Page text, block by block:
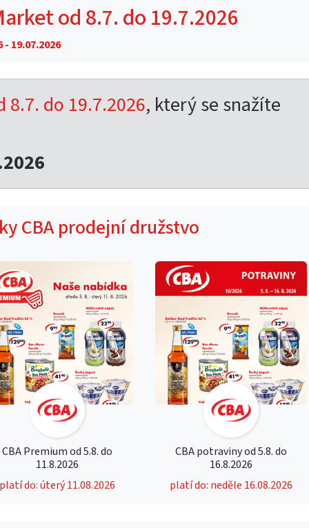
od 8.7. do 19.7.2026
19.07.2026
8.7. do 19.7.2026, který se snažíte
CBA prodejní družstvo
CBA Premium od 5.8. do
11.8.2026
platí do: úterý 11.08.2026
CBA potraviny od 5.8. do
16.8.2026
platí do: neděle 16.08.2026